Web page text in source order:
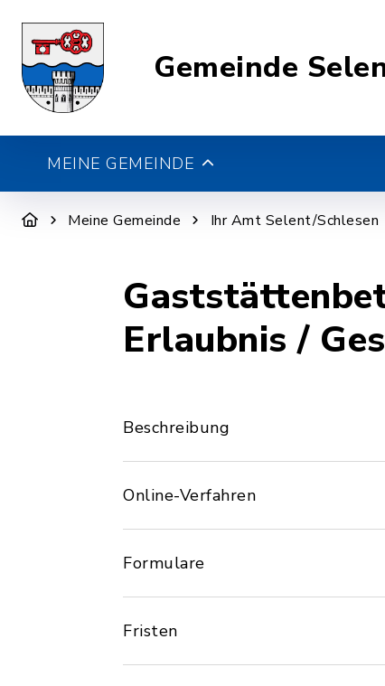
Gemeinde
MEINE GEMEINDE
Meine Gemeinde Ihr Amt Selent/Schlesen
Erlaubnis /
Beschreibung
Online-Verfahren
Formulare
Fristen